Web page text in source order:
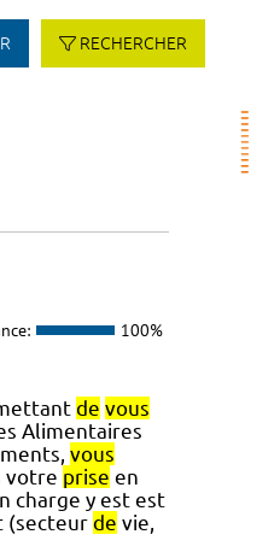
RECHERCHER
100%
de vous
Alimentaires
vous
votre prise en
charge y est est
(secteur de vie,